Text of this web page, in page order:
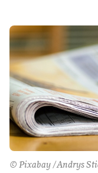
© Pixabay /Andrys